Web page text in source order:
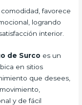
favorece
logrando
interior.
de Surco es un
en sitios
que desees,
y de fácil